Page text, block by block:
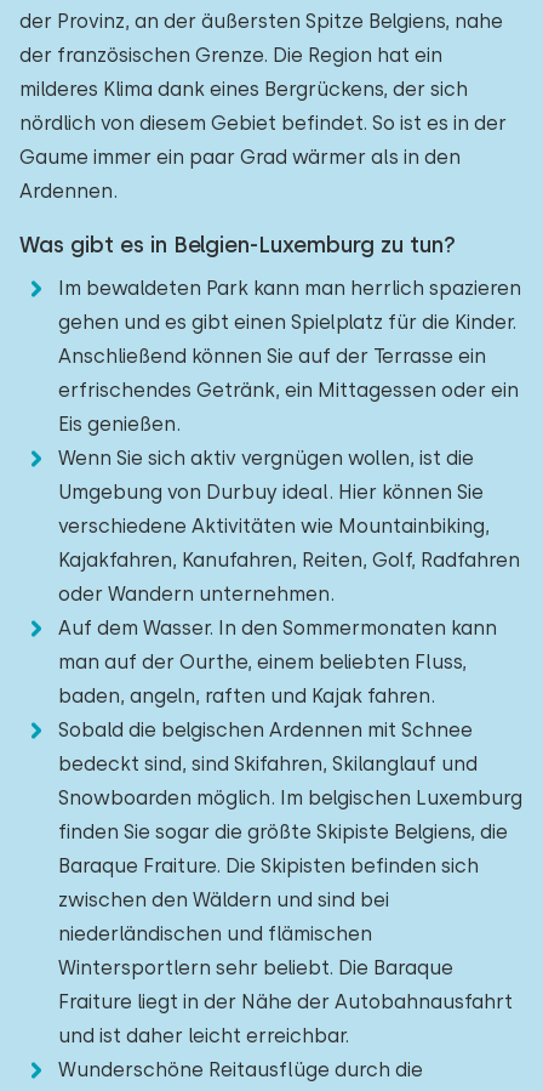
der Provinz, an der äußersten Spitze Belgiens, nahe
der französischen Grenze. Die Region hat ein
milderes Klima dank eines Bergrückens, der sich
nördlich von diesem Gebiet befindet. So ist es in der
Gaume immer ein paar Grad wärmer als in den
Ardennen.
Was gibt es in Belgien-Luxemburg zu tun?
Im bewaldeten Park kann man herrlich spazieren
gehen und es gibt einen Spielplatz für die Kinder.
Anschließend können Sie auf der Terrasse ein
erfrischendes Getränk, ein Mittagessen oder ein
Eis genießen.
Wenn Sie sich aktiv vergnügen wollen, ist die
Umgebung von Durbuy ideal. Hier können Sie
verschiedene Aktivitäten wie Mountainbiking,
Kajakfahren, Kanufahren, Reiten, Golf, Radfahren
oder Wandern unternehmen.
Auf dem Wasser. In den Sommermonaten kann
man auf der Ourthe, einem beliebten Fluss,
baden, angeln, raften und Kajak fahren.
Sobald die belgischen Ardennen mit Schnee
bedeckt sind, sind Skifahren, Skilanglauf und
Snowboarden möglich. Im belgischen Luxemburg
finden Sie sogar die größte Skipiste Belgiens, die
Baraque Fraiture. Die Skipisten befinden sich
zwischen den Wäldern und sind bei
niederländischen und flämischen
Wintersportlern sehr beliebt. Die Baraque
Fraiture liegt in der Nähe der Autobahnausfahrt
und ist daher leicht erreichbar.
Wunderschöne Reitausflüge durch die